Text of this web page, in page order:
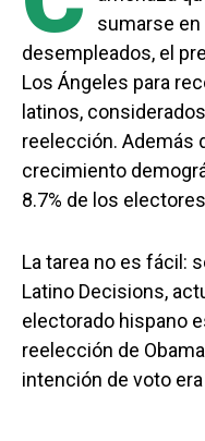
sumarse en
desempleados, el
Los Ángeles para
latinos,
reelección. Además
crecimiento
8.7% de los
La tarea no es fácil:
Latino Decisions,
electorado hispano
reelección de
intención de voto era